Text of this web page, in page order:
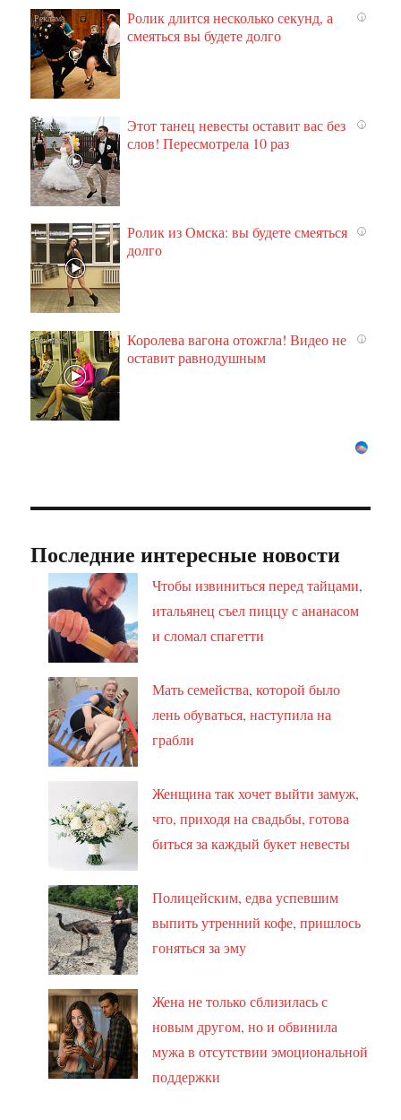
i
Ролик длится несколько секунд, а
смеяться вы будете долго
i
Этот танец невесты оставит вас без
слов! Пересмотрела 10 раз
i
Ролик из Омска: вы будете смеяться
долго
i
Королева вагона отожгла! Видео не
оставит равнодушным
Последние интересные новости
Чтобы извиниться перед тайцами,
итальянец съел пиццу с ананасом
и сломал спагетти
Мать семейства, которой было
лень обуваться, наступила на
грабли
Женщина так хочет выйти замуж,
что, приходя на свадьбы, готова
биться за каждый букет невесты
Полицейским, едва успевшим
выпить утренний кофе, пришлось
гоняться за эму
Жена не только сблизилась с
новым другом, но и обвинила
мужа в отсутствии эмоциональной
поддержки